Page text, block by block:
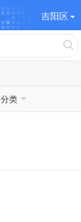
吉阳区
分类